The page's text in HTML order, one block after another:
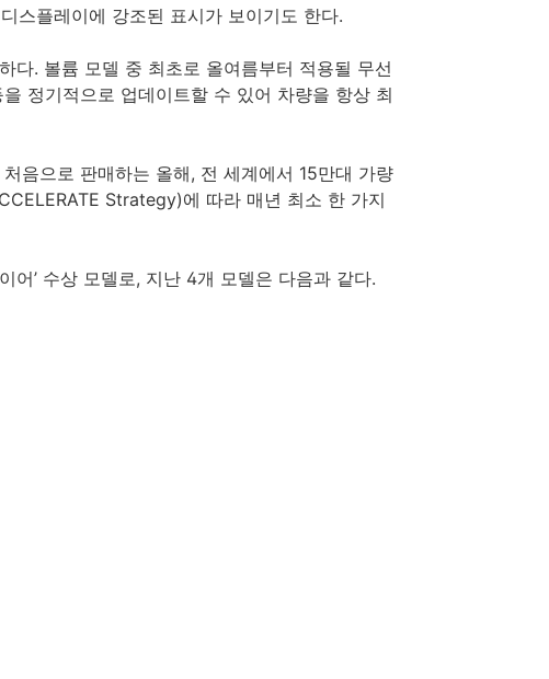
스플레이에 강조된 표시가 보이기도 한다.
다. 볼륨 모델 중 최초로 올여름부터 적용될 무선
정기적으로 업데이트할 수 있어 차량을 항상 최
음으로 판매하는 올해, 전 세계에서 15만대 가량
Strategy)에 따라 매년 최소 한 가지
어’ 수상 모델로, 지난 4개 모델은 다음과 같다.